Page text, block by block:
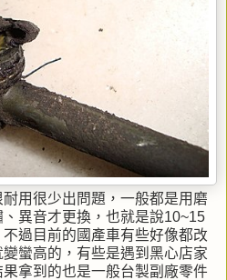
用很少出問題，一般都是用磨
異音才更換，也就是說10~15
過目前的國產車有些好像都改
蠻高的，有些是遇到黑心店家
拿到的也是一般台製副廠零件